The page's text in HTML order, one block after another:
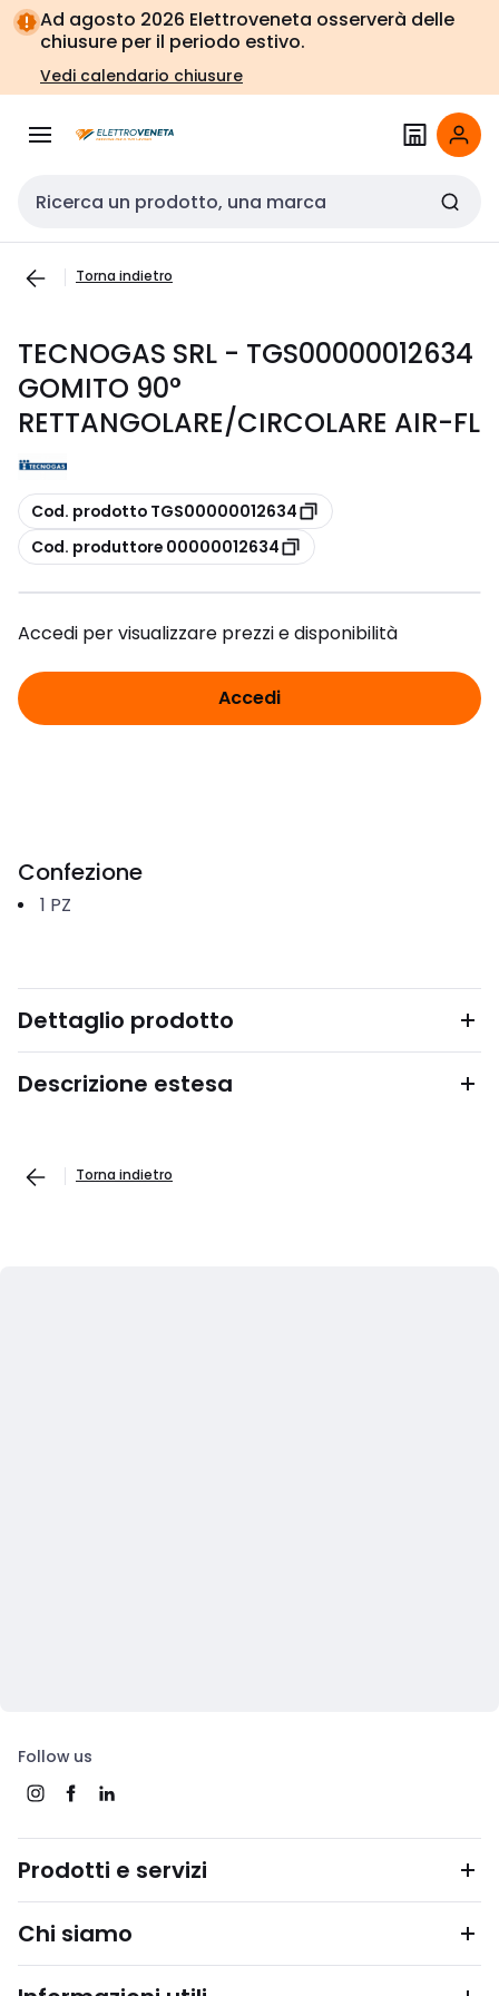
Vai alla
navigazione
Vai
alla
pagina
Ad agosto 2026 Elettroveneta osserverà delle
chiusure per il periodo estivo.
Vedi calendario chiusure
Cerca input
Torna indietro
TECNOGAS SRL - TGS00000012634
GOMITO 90°
RETTANGOLARE/CIRCOLARE AIR-FL
copia
Cod. prodotto TGS00000012634
copia
Cod. produttore 00000012634
Accedi per visualizzare prezzi e disponibilità
Accedi
Confezione
1 PZ
Dettaglio prodotto
Descrizione estesa
Torna indietro
Follow us
Prodotti e servizi
Chi siamo